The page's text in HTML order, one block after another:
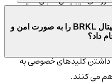
از کیف پول های
کلیدهای خصوصی به
می کنند.
چگونه می توان معاملات ارز دیجیتال BRKL را به صورت امن و
داد؟